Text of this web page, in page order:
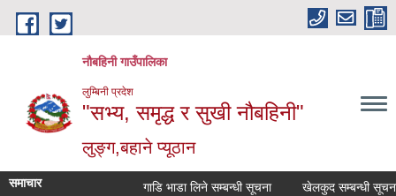
Skip to main content
नौबहिनी गाउँपालिका
लुम्बिनी प्रदेश
"सभ्य, समृद्ध र सुखी नौबहिनी"
लुङ्ग,बहाने प्यूठान
समाचार गाडि भाडा लिने सम्बन्धी सूचना खेलकुद सम्बन्धी सूचना